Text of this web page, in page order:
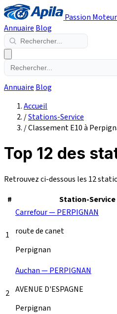
Passion Moteur
Annuaire Blog
Annuaire Blog
Accueil
/Stations-Service
/Classement E10 à
Top 12 des
Retrouvez ci-dessous les 12
#
Station-Service
1
Carrefour — PERPIGNAN
route de canet
Perpignan
2
Auchan — PERPIGNAN
AVENUE D'ESPAGNE
Perpignan